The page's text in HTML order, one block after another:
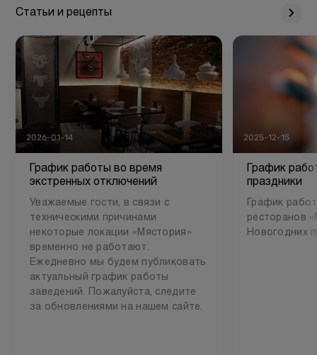
Статьи и рецепты
2026-01-14
График работы во время
экстренных отключений
Уважаемые гости, в связи с
техническими причинами
некоторые локации «Мястория»
временно не работают.
Ежедневно мы будем публиковать
актуальный график работы
заведений. Пожалуйста, следите
за обновлениями на нашем сайте.
2025-12-15
График
праздники
График
ресторанов
Новогодних